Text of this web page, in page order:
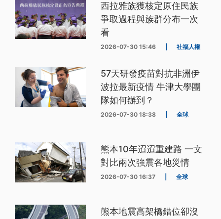
西拉雅族獲核定原住民族
爭取過程與族群分布一次
看
2026-07-30 15:46 社福人權
57天研發疫苗對抗非洲伊
波拉最新疫情 牛津大學團
隊如何辦到？
2026-07-30 18:38 全球
熊本10年迢迢重建路 一文
對比兩次強震各地災情
2026-07-30 16:37 全球
熊本地震高架橋錯位卻沒